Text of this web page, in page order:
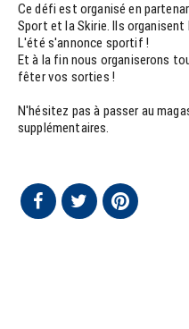
Ce défi est organisé en
Sport et la Skirie. Ils
L'été s'annonce sportif !
Et à la fin nous organiserons
fêter vos sorties !
N'hésitez pas à passer au
supplémentaires.